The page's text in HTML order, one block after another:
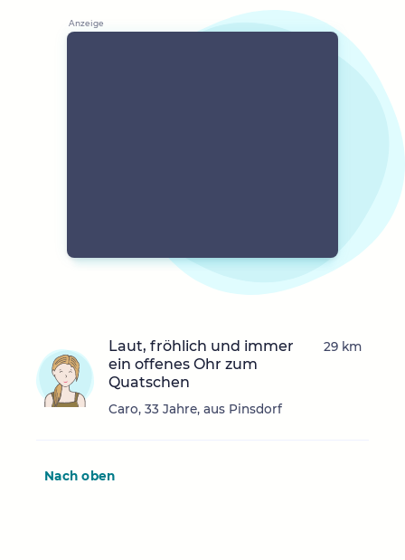
Laut, fröhlich und immer
ein offenes Ohr zum
Quatschen
Caro, 33 Jahre, aus Pinsdorf
29 km
Nach oben